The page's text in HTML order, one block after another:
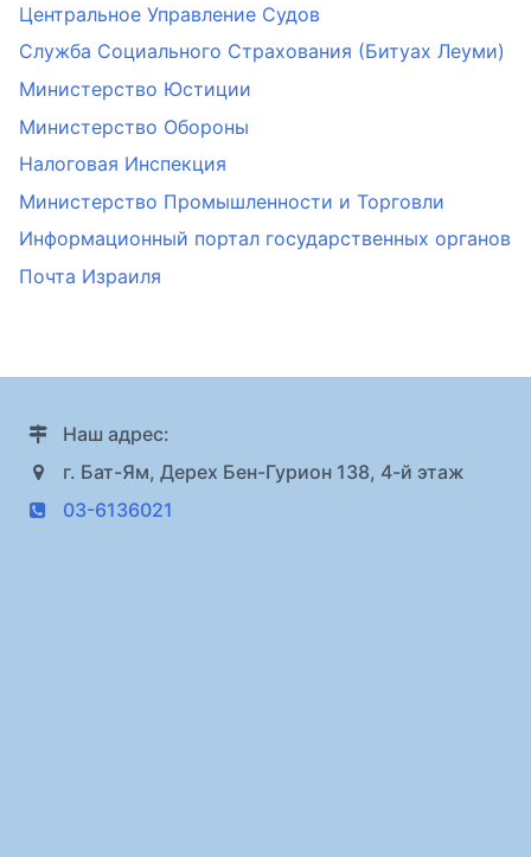
Центральное Управление Судов
Служба Социального Страхования (Битуах Леуми)
Министерство Юстиции
Министерство Обороны
Налоговая Инспекция
Министерство Промышленности и Торговли
Информационный портал государственных органов
Почта Израиля
Наш адрес:
г. Бат-Ям, Дерех Бен-Гурион 138, 4-й этаж
03-6136021